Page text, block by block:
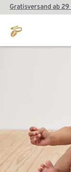
Gratisversand ab